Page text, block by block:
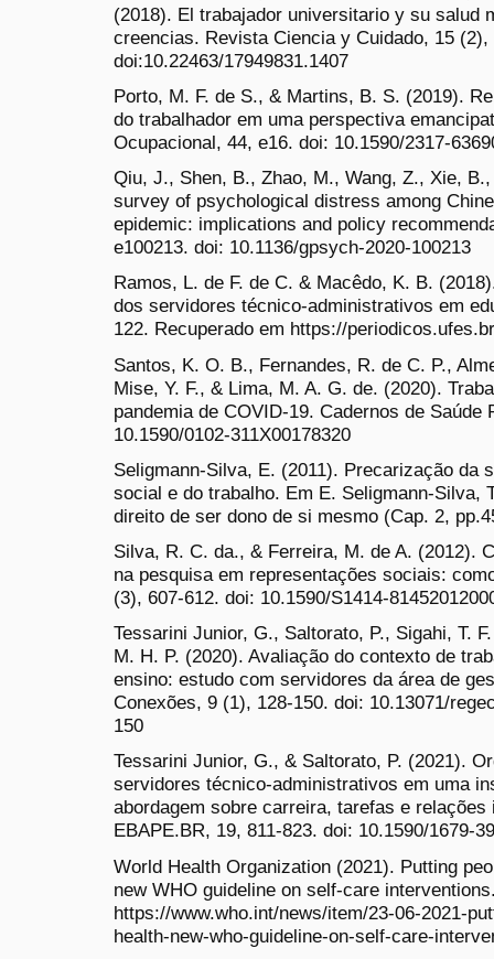
(2018). El trabajador universitario y su salud
creencias. Revista Ciencia y Cuidado, 15 (2),
doi:10.22463/17949831.1407
Porto, M. F. de S., & Martins, B. S. (2019).
do trabalhador em uma perspectiva
Ocupacional, 44, e16. doi: 10.1590/2317-
Qiu, J., Shen, B., Zhao, M., Wang, Z., Xie,
survey of psychological distress among
epidemic: implications and policy
e100213. doi: 10.1136/gpsych-2020-100213
Ramos, L. de F. de C. & Macêdo, K. B.
dos servidores técnico-administrativos em
122. Recuperado em https://
Santos, K. O. B., Fernandes, R. de C. P.,
Mise, Y. F., & Lima, M. A. G. de. (2020).
pandemia de COVID-19. Cadernos de Saúde
10.1590/0102-311X00178320
Seligmann-Silva, E. (2011). Precarização da
social e do trabalho. Em E. Seligmann-Silva,
direito de ser dono de si mesmo (Cap. 2,
Silva, R. C. da., & Ferreira, M. de A. (2012).
na pesquisa em representações sociais:
(3), 607-612. doi: 10.1590/S1414-
Tessarini Junior, G., Saltorato, P., Sigahi, T.
M. H. P. (2020). Avaliação do contexto de
ensino: estudo com servidores da área de
Conexões, 9 (1), 128-150. doi: 10.13071/
150
Tessarini Junior, G., & Saltorato, P. (2021).
servidores técnico-administrativos em uma
abordagem sobre carreira, tarefas e
EBAPE.BR, 19, 811-823. doi: 10.1590/1679-
World Health Organization (2021). Putting
new WHO guideline on self-care
https://www.who.int/news/item/23-06-2021-
health-new-who-guideline-on-self-care-